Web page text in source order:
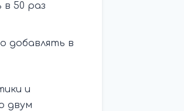
50 раз
добавлять в
и
двум